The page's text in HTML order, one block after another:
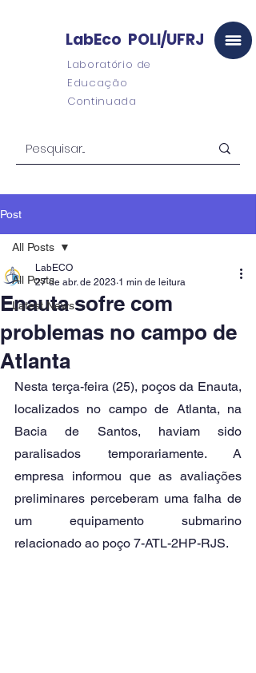
LabEco POLI/UFRJ
Laboratório de
Educação
Continuada
Post
All Posts
Latest News
All Posts
Enauta sofre com
problemas no campo de
Atlanta
LabECO
27 de abr. de 2023 1 min de leitura
Nesta terça-feira (25), poços da Enauta,
localizados no campo de Atlanta, na
Bacia de Santos, haviam sido
paralisados temporariamente. A
empresa informou que as avaliações
preliminares perceberam uma falha de
um equipamento submarino
relacionado ao poço 7-ATL-2HP-RJS.